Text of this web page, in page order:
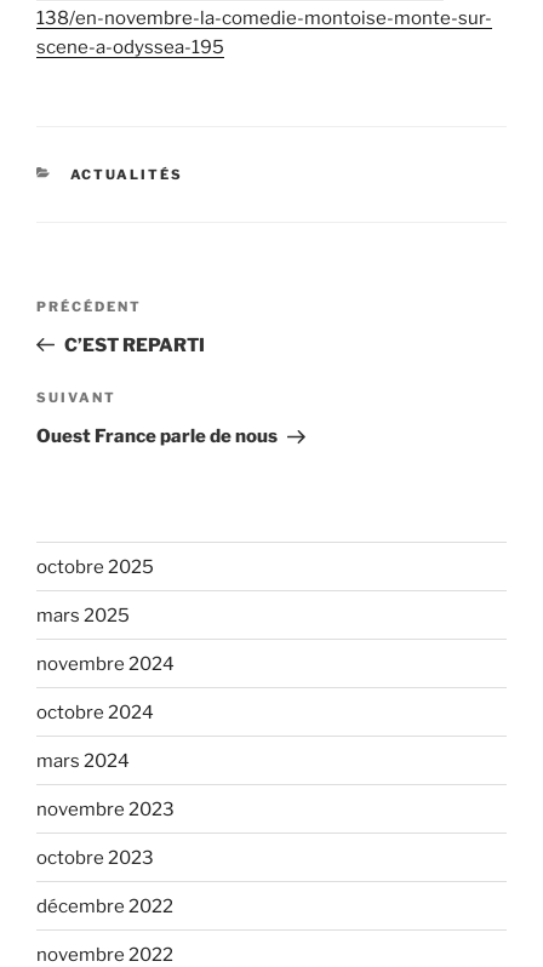
138/en-novembre-la-comedie-montoise-monte-sur-
scene-a-odyssea-195
CATÉGORIES
ACTUALITÉS
Navigation
l’article
Article
précédent
PRÉCÉDENT
C’EST REPARTI
Article
suivant
SUIVANT
Ouest France parle de nous
octobre 2025
mars 2025
novembre 2024
octobre 2024
mars 2024
novembre 2023
octobre 2023
décembre 2022
novembre 2022